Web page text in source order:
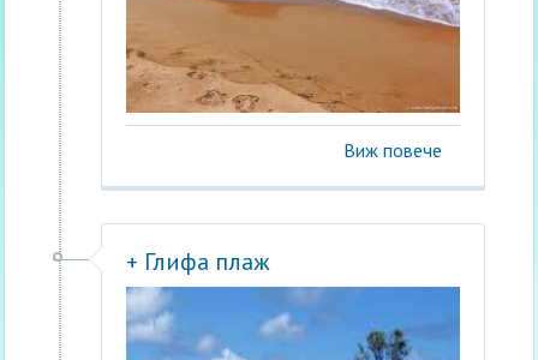
Виж повече
+ Глифа плаж